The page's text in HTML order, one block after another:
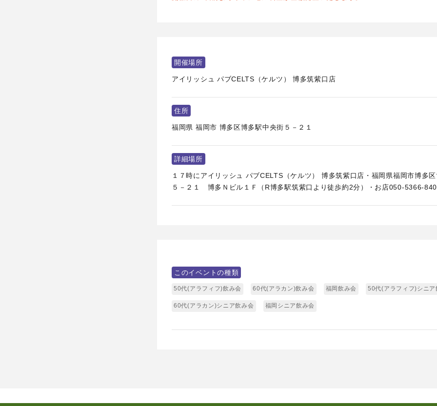
開催場所
アイリッシュ パブCELTS（ケルツ） 博多筑紫口店
住所
福岡県 福岡市 博多区博多駅中央街５－２１
詳細場所
１７時にアイリッシュ パブCELTS（ケルツ） 博多筑紫口店・福岡県福岡市博多
５－２１ 博多Ｎビル１Ｆ（R博多駅筑紫口より徒歩約2分）・お店050-5366-
このイベントの種類
50代(アラフィフ)飲み会 60代(アラカン)飲み会 福岡飲み会 50代(アラフィフ)シニア
60代(アラカン)シニア飲み会 福岡シニア飲み会